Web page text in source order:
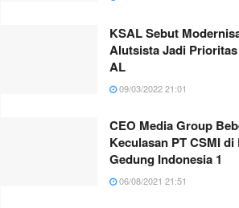
KSAL Sebut
Alutsista Jadi Prioritas
AL
09/03/2022 21:01
CEO Media Group
Keculasan PT CSMI di
Gedung Indonesia 1
06/08/2021 21:51